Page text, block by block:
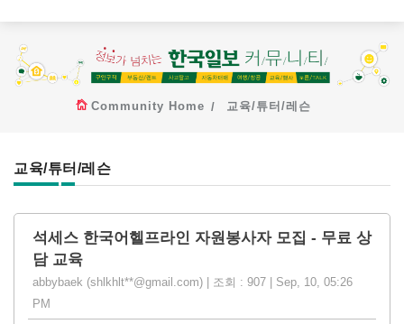
Community Home 교육/튜터/레슨
교육/튜터/레슨
석세스 한국어헬프라인 자원봉사자 모집 - 무료 상
담 교육
abbybaek (shlkhlt**@gmail.com) | 조회 : 907 | Sep, 10, 05:26
PM